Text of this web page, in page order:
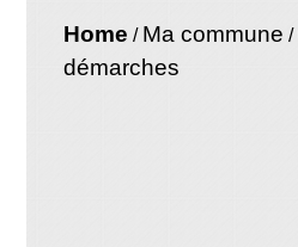
Home / Ma commune /
démarches